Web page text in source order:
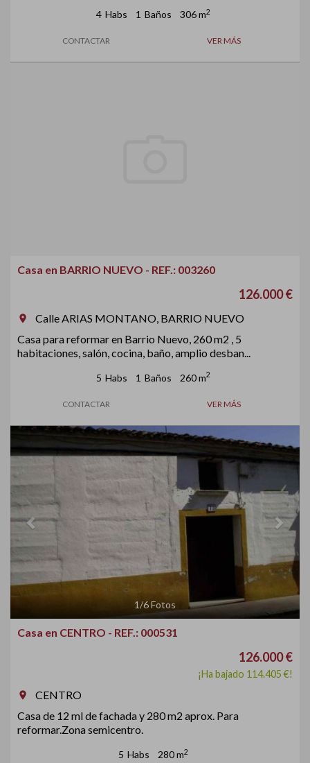
4 Habs 1 Baños 306 m2
CONTACTAR VER MÁS
Casa en BARRIO NUEVO - REF.: 003260
126.000 €
room
Calle ARIAS MONTANO, BARRIO NUEVO
Casa para reformar en Barrio Nuevo, 260 m2 , 5
habitaciones, salón, cocina, baño, amplio desban...
5 Habs 1 Baños 260 m2
CONTACTAR VER MÁS
Previous
1/6Fotos
Casa en CENTRO - REF.: 000531
126.000 €
¡Ha bajado 114.405 €!
room
CENTRO
Casa de 12 ml de fachada y 280 m2 aprox. Para
reformar.Zona semicentro.
5 Habs 280 m2